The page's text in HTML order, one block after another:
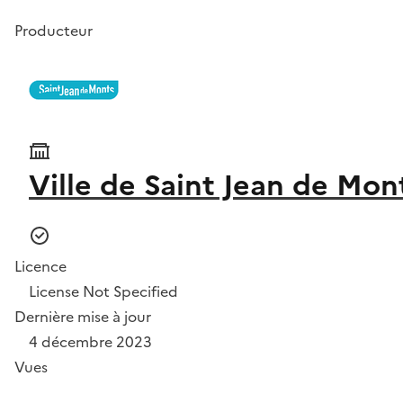
Producteur
Ville de Saint Jean de
Licence
License Not Specified
Dernière mise à jour
4 décembre 2023
Vues